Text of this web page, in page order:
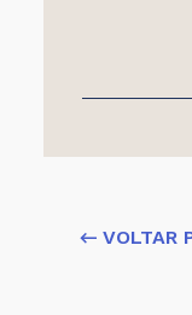
← VOLTAR